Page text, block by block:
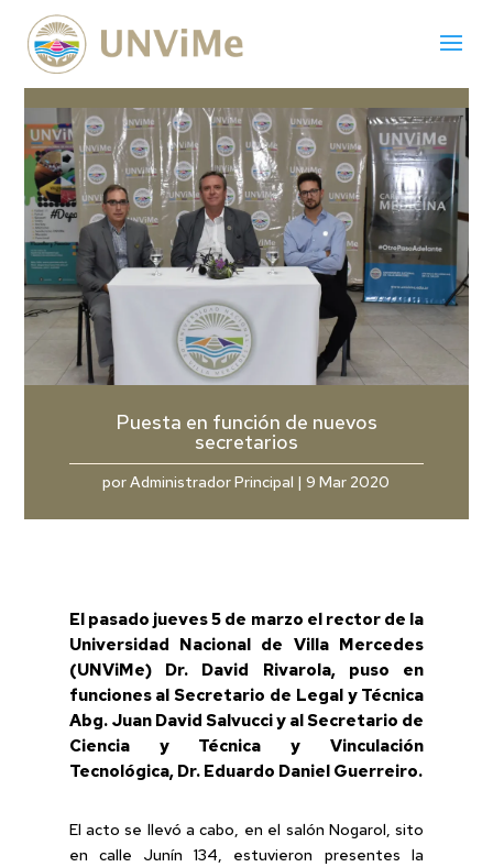
Puesta en función de nuevos
secretarios
porAdministrador Principal |9 Mar 2020
El pasado jueves 5 de marzo el rector de la
Universidad Nacional de Villa Mercedes
(UNViMe) Dr. David Rivarola, puso en
funciones al Secretario de Legal y Técnica
Abg. Juan David Salvucci y al Secretario de
Ciencia y Técnica y Vinculación
Tecnológica, Dr. Eduardo Daniel Guerreiro.
El acto se llevó a cabo, en el salón Nogarol, sito
en calle Junín 134, estuvieron presentes la